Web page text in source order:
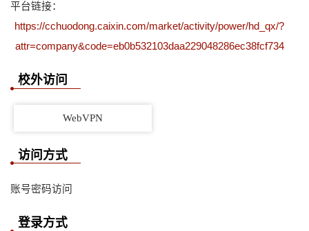
平台链接：
https://cchuodong.caixin.com/market/activity/power/hd_qx/?
attr=company&code=eb0b532103daa229048286ec38fcf734
校外访问
WebVPN
访问方式
账号密码访问
登录方式